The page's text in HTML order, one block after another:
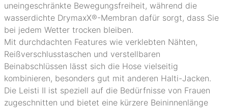
uneingeschränkte Bewegungsfreiheit, während die
wasserdichte DrymaxX®-Membran dafür sorgt, dass Sie
bei jedem Wetter trocken bleiben.
Mit durchdachten Features wie verklebten Nähten,
Reißverschlusstaschen und verstellbaren
Beinabschlüssen lässt sich die Hose vielseitig
kombinieren, besonders gut mit anderen Halti-Jacken.
Die Leisti II ist speziell auf die Bedürfnisse von Frauen
zugeschnitten und bietet eine kürzere Beininnenlänge